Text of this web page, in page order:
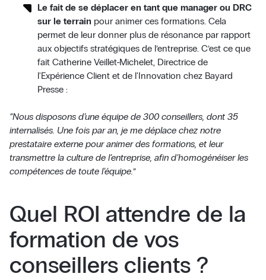
Le fait de se déplacer en tant que manager ou DRC
sur le terrainpour animer ces formations. Cela
permet de leur donner plus de résonance par rapport
aux objectifs stratégiques de l’entreprise. C’est ce que
fait Catherine Veillet-Michelet, Directrice de
l'Expérience Client et de l'Innovation chez Bayard
Presse :
“Nous disposons d’une équipe de 300 conseillers, dont 35
internalisés. Une fois par an, je me déplace chez notre
prestataire externe pour animer des formations, et leur
transmettre la culture de l’entreprise, afin d’homogénéiser les
compétences de toute l’équipe.”
Quel ROI attendre de la
formation de vos
conseillers clients ?